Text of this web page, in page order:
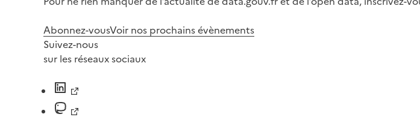
Abonnez-vousVoir nos prochains évènements
Suivez-nous
sur les réseaux sociaux